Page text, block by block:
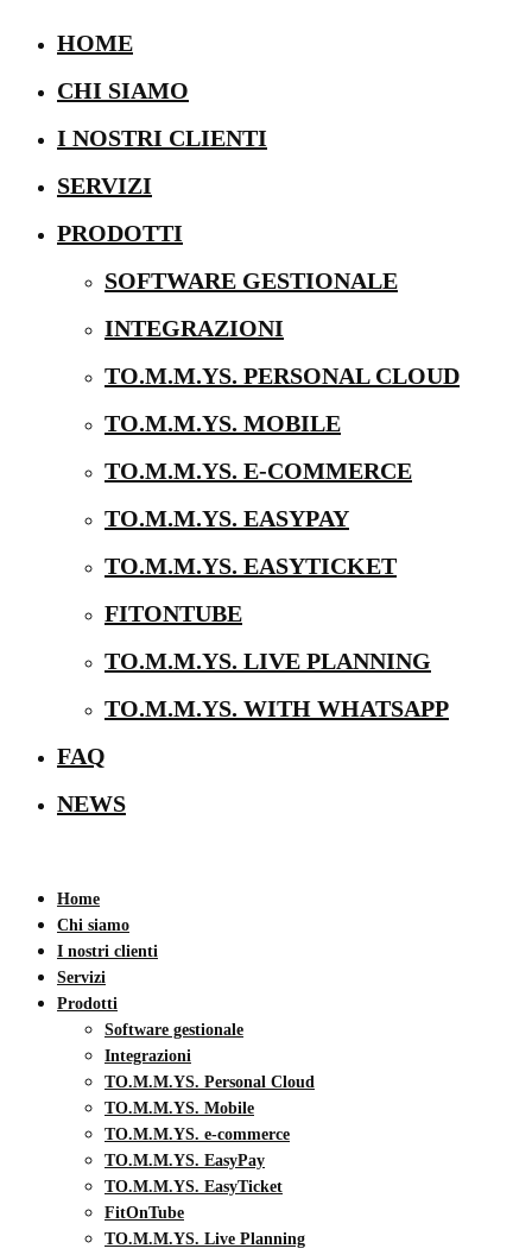
HOME
CHI SIAMO
I NOSTRI CLIENTI
SERVIZI
PRODOTTI
SOFTWARE GESTIONALE
INTEGRAZIONI
TO.M.M.YS. PERSONAL CLOUD
TO.M.M.YS. MOBILE
TO.M.M.YS. E-COMMERCE
TO.M.M.YS. EASYPAY
TO.M.M.YS. EASYTICKET
FITONTUBE
TO.M.M.YS. LIVE PLANNING
TO.M.M.YS. WITH WHATSAPP
FAQ
NEWS
Home
Chi siamo
I nostri clienti
Servizi
Prodotti
Software gestionale
Integrazioni
TO.M.M.YS. Personal Cloud
TO.M.M.YS. Mobile
TO.M.M.YS. e-commerce
TO.M.M.YS. EasyPay
TO.M.M.YS. EasyTicket
FitOnTube
TO.M.M.YS. Live Planning